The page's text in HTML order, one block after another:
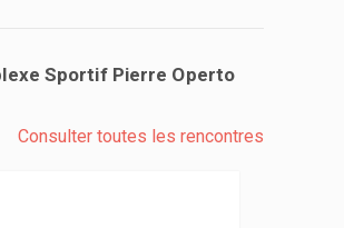
Sportif Pierre Operto
Consulter toutes les rencontres